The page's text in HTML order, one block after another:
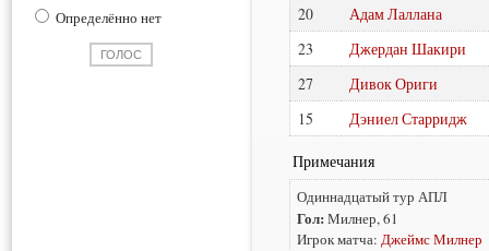
Определённо нет
20
Адам Лаллана
23
Джердан Шакири
27
Дивок Ориги
15
Дэниел Старридж
Примечания
Одиннадцатый тур АПЛ
Гол:Милнер, 61
Игрок матча:Джеймс Милнер